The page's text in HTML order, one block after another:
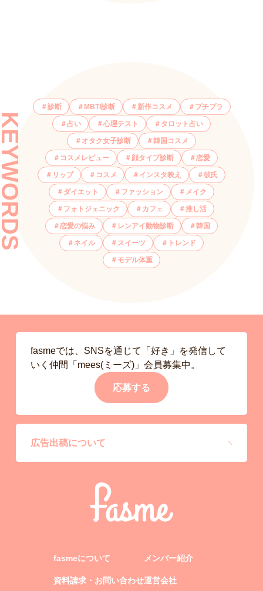
診断 MBTI診断 新作コスメ プチプラ
占い 心理テスト タロット占い
オタク女子診断 韓国コスメ
コスメレビュー 顔タイプ診断 恋愛
リップ コスメ インスタ映え 彼氏
ダイエット ファッション メイク
フォトジェニック カフェ 推し活
恋愛の悩み レンアイ動物診断 韓国
ネイル スイーツ トレンド
モデル体重
fasmeでは、SNSを通じて「好き」を発信して
いく仲間「mees(ミーズ)」会員募集中。
応募する
広告出稿について
fasmeについて
資料請求・お問い合わせ
メンバー紹介
運営会社